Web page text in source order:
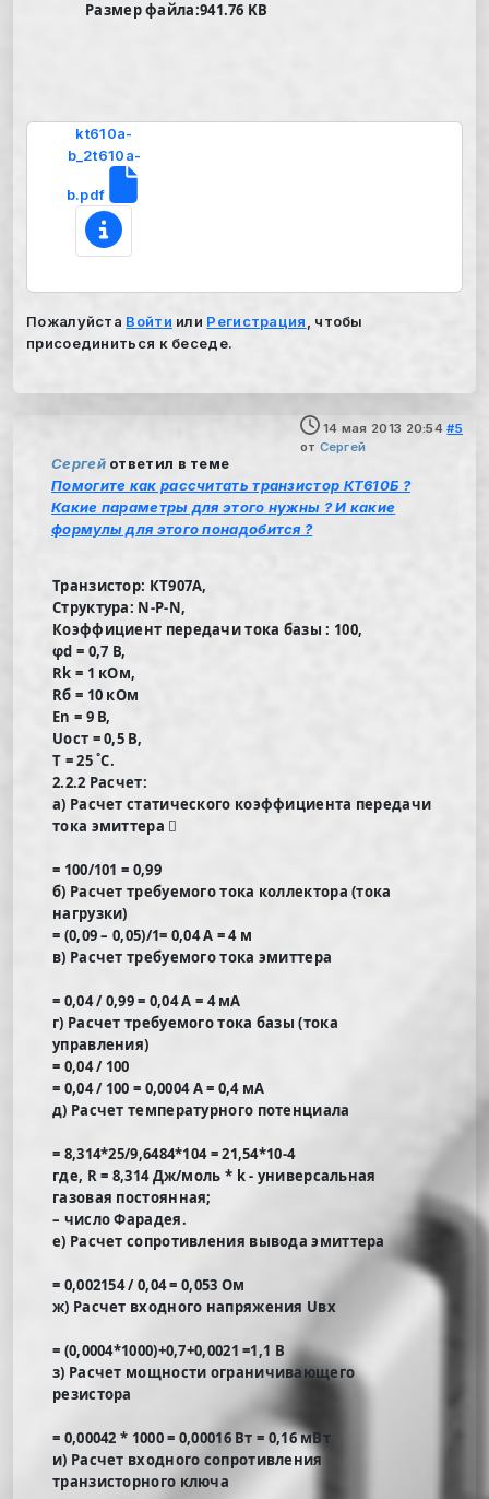
Размер файла:941.76 KB
kt610a-
b_2t610a-
b.pdf
Пожалуйста Войти или Регистрация
, чтобы
присоединиться к беседе.
14 мая 2013 20:54 #5
от Сергей
Сергейответил в теме
Помогите как рассчитать транзистор КТ610Б ?
Какие параметры для этого нужны ? И какие
формулы для этого понадобится ?
Транзистор: КТ907А,
Структура: N-P-N,
Коэффициент передачи тока базы : 100,
φd = 0,7 В,
Rk = 1 кОм,
Rб = 10 кОм
En = 9 В,
Uост = 0,5 В,
T = 25 ˚C.
2.2.2 Расчет:
а) Расчет статического коэффициента передачи
тока эмиттера 
= 100/101 = 0,99
б) Расчет требуемого тока коллектора (тока
нагрузки)
= (0,09 – 0,05)/1= 0,04 А = 4 м
в) Расчет требуемого тока эмиттера
= 0,04 / 0,99 = 0,04 А = 4 мА
г) Расчет требуемого тока базы (тока
управления)
= 0,04 / 100
= 0,04 / 100 = 0,0004 А = 0,4 мА
д) Расчет температурного потенциала
= 8,314*25/9,6484*104 = 21,54*10-4
где, R = 8,314 Дж/моль * k - универсальная
газовая постоянная;
– число Фарадея.
е) Расчет сопротивления вывода эмиттера
= 0,002154 / 0,04 = 0,053 Ом
ж) Расчет входного напряжения Uвх
= (0,0004*1000)+0,7+0,0021 =1,1 В
з) Расчет мощности ограничивающего
резистора
= 0,00042 * 1000 = 0,00016 Вт = 0,16 мВт
и) Расчет входного сопротивления
транзисторного ключа